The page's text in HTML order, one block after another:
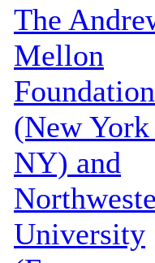
The
Mellon
Foundation
(New
NY) and
University